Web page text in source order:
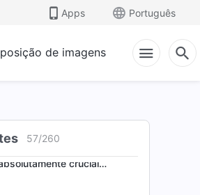
Apps Português
de imagens
57/260
cumprir bem seu dever, é
de Deus "Para
crucial